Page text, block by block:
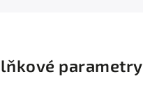
parametry